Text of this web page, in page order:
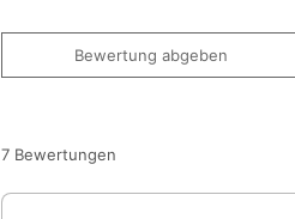
Bewertung abgeben
7 Bewertungen